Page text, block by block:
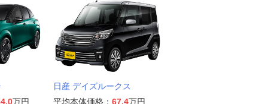
万円
日産 デイズルークス
平均本体価格： 67.4万円